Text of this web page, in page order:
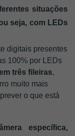
situações
seja, com LEDs
digitais presentes
100% por LEDs
três fileiras,
muito mais
o que está
específica,